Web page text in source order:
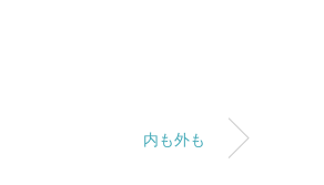
内も外も